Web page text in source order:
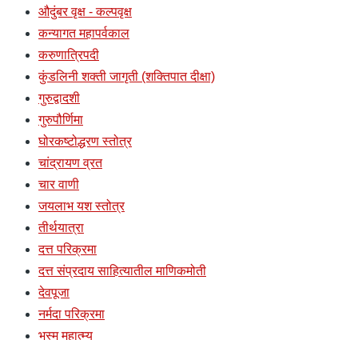
औदुंबर वृक्ष - कल्पवृक्ष
कन्यागत महापर्वकाल
करुणात्रिपदी
कुंडलिनी शक्ती जागृती (शक्तिपात दीक्षा)
गुरुद्वादशी
गुरुपौर्णिमा
घोरकष्टोद्धरण स्तोत्र
चांद्रायण व्रत
चार वाणी
जयलाभ यश स्तोत्र
तीर्थयात्रा
दत्त परिक्रमा
दत्त संप्रदाय साहित्यातील माणिकमोती
देवपूजा
नर्मदा परिक्रमा
भस्म महात्म्य